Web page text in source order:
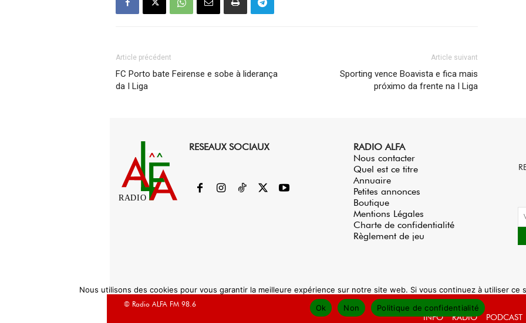
Article précédent
FC Porto bate Feirense e sobe à liderança
da I Liga
Article suivant
Sporting vence Boavista e fica mais
próximo da frente na I Liga
RADIO
RESEAUX SOCIAUX
RADIO ALFA
Nous contacter
Quel est ce titre
Annuaire
Petites annonces
Boutique
Mentions Légales
Charte de confidentialité
Règlement de jeu
© Radio ALFA FM 98.6
INFO RADIO PODCAST
Nous utilisons des cookies pour vous garantir la meilleure expérience sur notre site web. Si vous continuez à utiliser
Ok
Non Politique de confidentialité